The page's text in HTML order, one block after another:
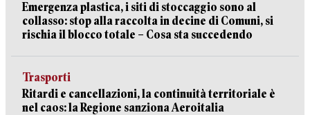
Emergenza plastica, i siti di stoccaggio sono al
collasso: stop alla raccolta in decine di Comuni, si
rischia il blocco totale – Cosa sta succedendo
Trasporti
Ritardi e cancellazioni, la continuità territoriale è
nel caos: la Regione sanziona Aeroitalia